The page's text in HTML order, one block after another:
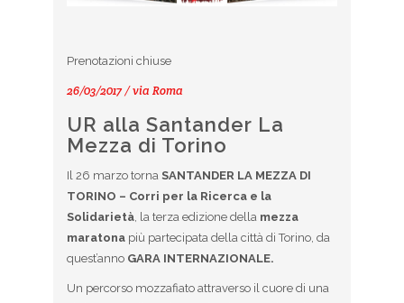
Prenotazioni chiuse
26/03/2017 / via Roma
UR alla Santander La
Mezza di Torino
Il 26 marzo torna SANTANDER LA MEZZA DI
TORINO – Corri per la Ricerca e la
Solidarietà, la terza edizione della mezza
maratona più partecipata della città di Torino, da
quest’anno GARA INTERNAZIONALE.
Un percorso mozzafiato attraverso il cuore di una